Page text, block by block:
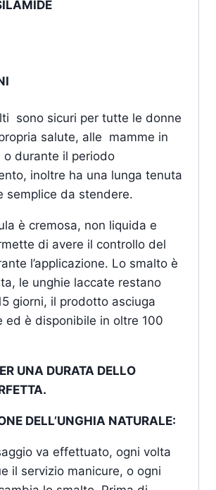
sono sicuri per tutte le donne
salute, alle mamme in
durante il periodo
inoltre ha una lunga tenuta
semplice da stendere.
è cremosa, non liquida e
di avere il controllo del
l’applicazione. Lo smalto è
le unghie laccate restano
giorni, il prodotto asciuga
ed è disponibile in oltre 100
UNA DURATA DELLO
DELL’UNGHIA NATURALE:
va effettuato, ogni volta
il servizio manicure, o ogni